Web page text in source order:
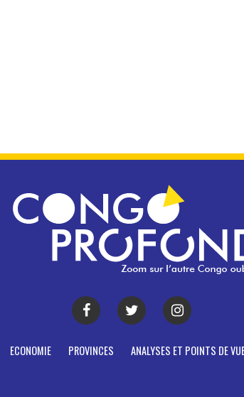
ECONOMIE PROVINCES ANALYSES ET POINTS DE